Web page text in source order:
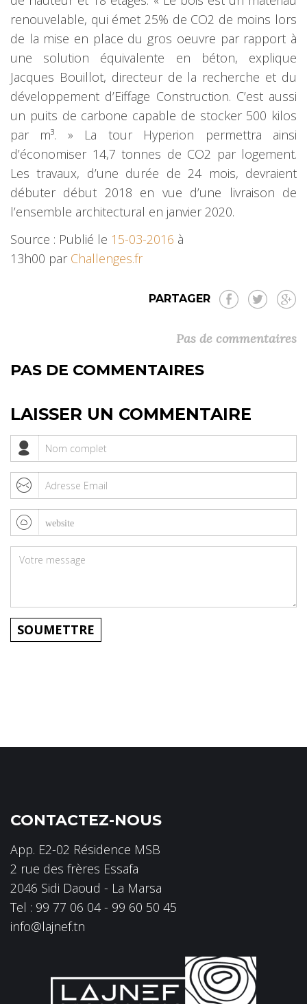
renouvelable, qui émet 25% de CO2 de moins lors
de la mise en place du gros oeuvre par rapport à
une solution équivalente en béton, explique
Jacques Bouillot, directeur de la recherche et du
développement d’Eiffage Construction. C’est aussi
un puits de carbone capable de stocker 500 kilos
par m³. » La tour Hyperion permettra ainsi
d’économiser 14,7 tonnes de CO2 par logement.
Les travaux, d’une durée de 24 mois, devraient
débuter début 2018 en vue d’une livraison de
l’ensemble architectural en janvier 2020.
Source : Publié le 15-03-2016 à
13h00 par Challenges.fr
PARTAGER
Pas de commentaires
PAS DE COMMENTAIRES
LAISSER UN COMMENTAIRE
CONTACTEZ-NOUS
App. E2-02 Résidence MSB
2 rue des frères Essafa
2046 Sidi Daoud - La Marsa
Tel : 99 77 06 04 - 99 60 50 45
info@lajnef.tn